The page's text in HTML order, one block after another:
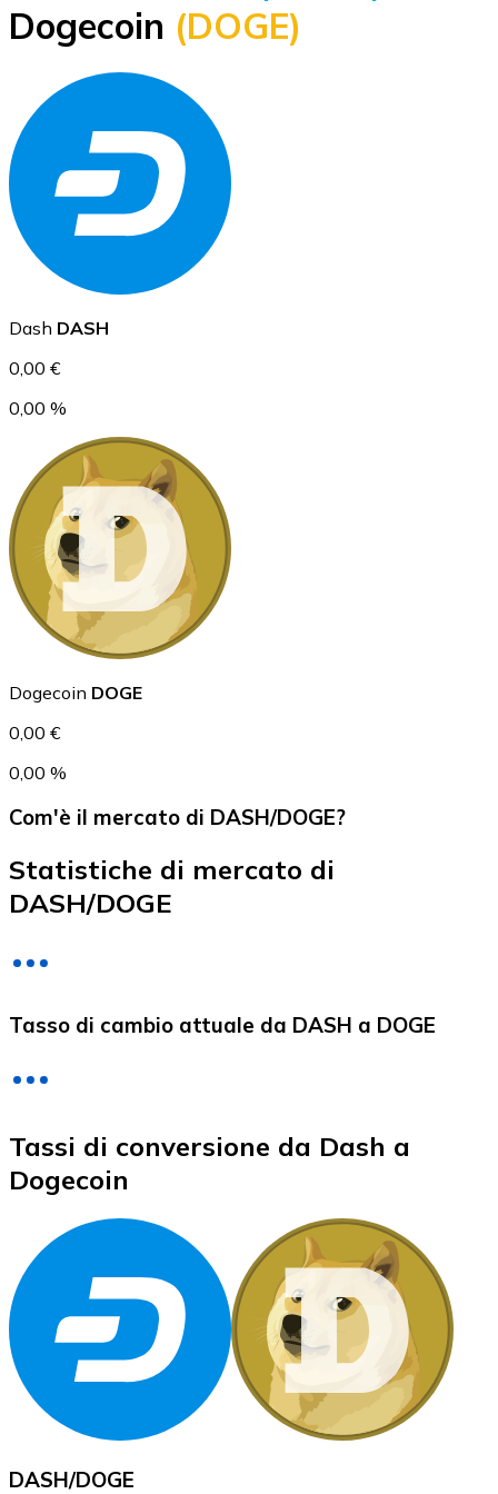
BTC
Ethereum
ETH
USD Coin
USDC
XRP
Vedi tutto
Dogecoin (DOGE)
Dash DASH
0,00 €
0,00 %
Dogecoin DOGE
0,00 €
0,00 %
Com'è il mercato di DASH/DOGE?
Statistiche di mercato di
DASH/DOGE
Tasso di cambio attuale da DASH a DOGE
Tassi di conversione da Dash a
Dogecoin
DASH/DOGE